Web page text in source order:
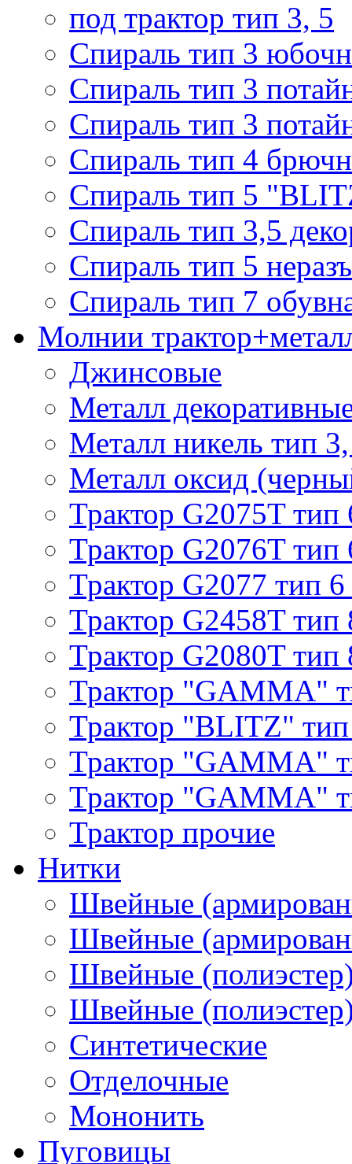
под трактор тип 3, 5
Спираль тип 3
Спираль тип 3
Спираль тип 3
Спираль тип 4
Спираль тип 5
Спираль тип 3,5
Спираль тип 5
Спираль тип 7
Молнии
Джинсовые
Металл
Металл никель тип
Металл оксид
Трактор G2075T тип
Трактор G2076T тип
Трактор G2077 тип 6
Трактор G2458T тип
Трактор G2080T тип
Трактор "GAMMA"
Трактор "BLITZ"
Трактор "GAMMA"
Трактор "GAMMA"
Трактор прочие
Нитки
Швейные
Швейные
Швейные
Швейные
Синтетические
Отделочные
Мононить
Пуговицы